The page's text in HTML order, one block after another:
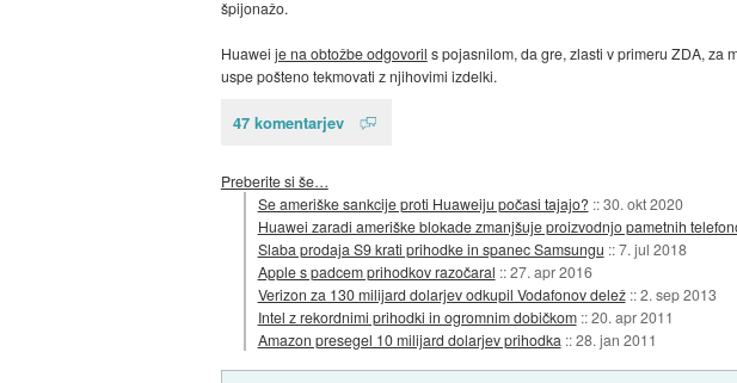
špijonažo.
Huawei je na obtožbe odgovoril s pojasnilom, da gre, zlasti v primeru ZDA, za
uspe pošteno tekmovati z njihovimi izdelki.
47 komentarjev
Preberite si še…
Se ameriške sankcije proti Huaweiju počasi tajajo? ::30. okt 2020
Huawei zaradi ameriške blokade zmanjšuje proizvodnjo pametnih
Slaba prodaja S9 krati prihodke in spanec Samsungu ::7. jul 2018
Apple s padcem prihodkov razočaral ::27. apr 2016
Verizon za 130 milijard dolarjev odkupil Vodafonov delež ::2. sep 2013
Intel z rekordnimi prihodki in ogromnim dobičkom ::20. apr 2011
Amazon presegel 10 milijard dolarjev prihodka ::28. jan 2011